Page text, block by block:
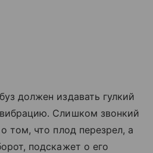
должен издавать гулкий
Слишком звонкий
том, что плод перезрел, а
подскажет о его